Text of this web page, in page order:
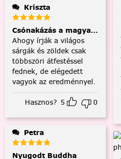
Kriszta
Csónakázás a magyar
Ahogy írják a világos
sárgák és zöldek csak
többszöri átfestéssel
fednek, de elégedett
vagyok az eredménnyel.
Hasznos? 5 0
Petra
Nyugodt Buddha